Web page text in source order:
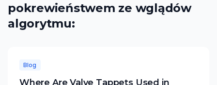
pokrewieństwem ze wglądów
algorytmu:
Blog
Where Are Valve Tappets Used in